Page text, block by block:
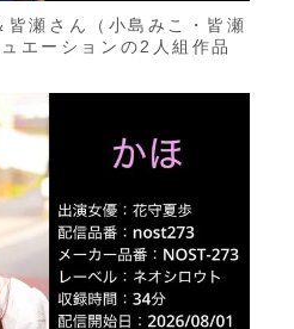
瀬さん（小島みこ・皆瀬
エーションの2人組作品